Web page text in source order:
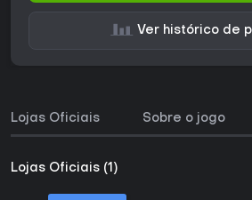
Ver histórico de
Lojas Oficiais Sobre o jogo
Lojas Oficiais (1)